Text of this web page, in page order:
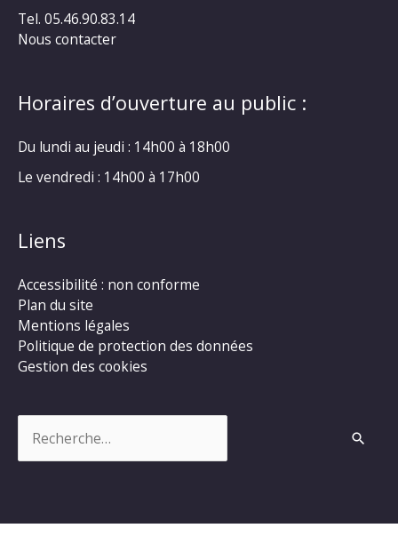
Tel. 05.46.90.83.14
Nous contacter
Horaires d’ouverture au public :
Du lundi au jeudi : 14h00 à 18h00
Le vendredi : 14h00 à 17h00
Liens
Accessibilité : non conforme
Plan du site
Mentions légales
Politique de protection des données
Gestion des cookies